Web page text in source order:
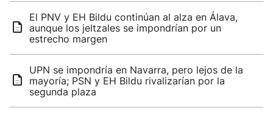
El PNV y EH Bildu continúan al alza en Álava,
aunque los jeltzales se impondrían por un
estrecho margen
UPN se impondría en Navarra, pero lejos de la
mayoría; PSN y EH Bildu rivalizarían por la
segunda plaza